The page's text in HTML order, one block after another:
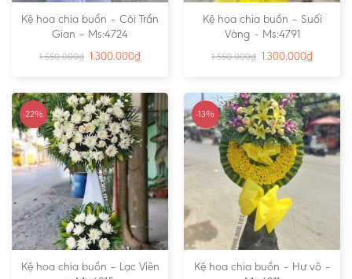
Kệ hoa chia buồn – Cõi Trần
Gian – Ms:4724
1.550.000₫ 1.300.000₫
Kệ hoa chia buồn – Suối
Vàng – Ms:4791
1.550.000₫ 1.300.000₫
-22%
Kệ hoa chia buồn – Lạc Viên
-13%
Kệ hoa chia buồn – Hư vô –